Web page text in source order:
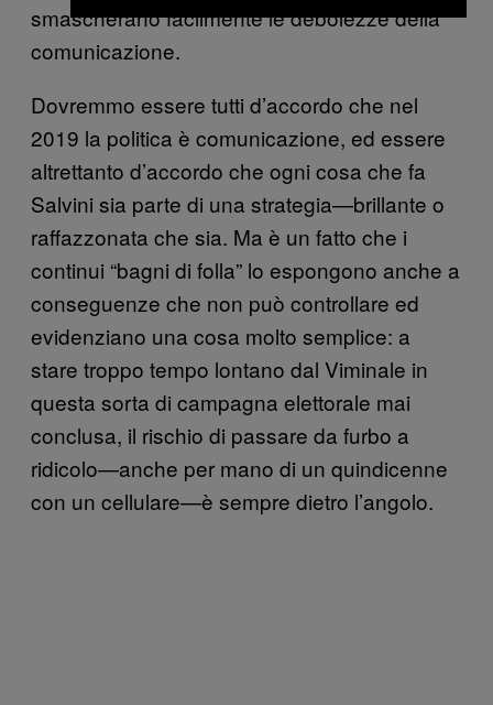
smascherano facilmente le debolezze della
comunicazione.
Dovremmo essere tutti d’accordo che nel
2019 la politica è comunicazione, ed essere
altrettanto d’accordo che ogni cosa che fa
Salvini sia parte di una strategia—brillante o
raffazzonata che sia. Ma è un fatto che i
continui “bagni di folla” lo espongono anche a
conseguenze che non può controllare ed
evidenziano una cosa molto semplice: a
stare troppo tempo lontano dal Viminale in
questa sorta di campagna elettorale mai
conclusa, il rischio di passare da furbo a
ridicolo—anche per mano di un quindicenne
con un cellulare—è sempre dietro l’angolo.